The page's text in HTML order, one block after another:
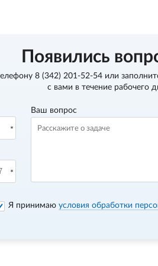
Появились
8 (342) 201-52-54или
с вами в течение рабочего
Ваш вопрос
Я принимаю условия обработки